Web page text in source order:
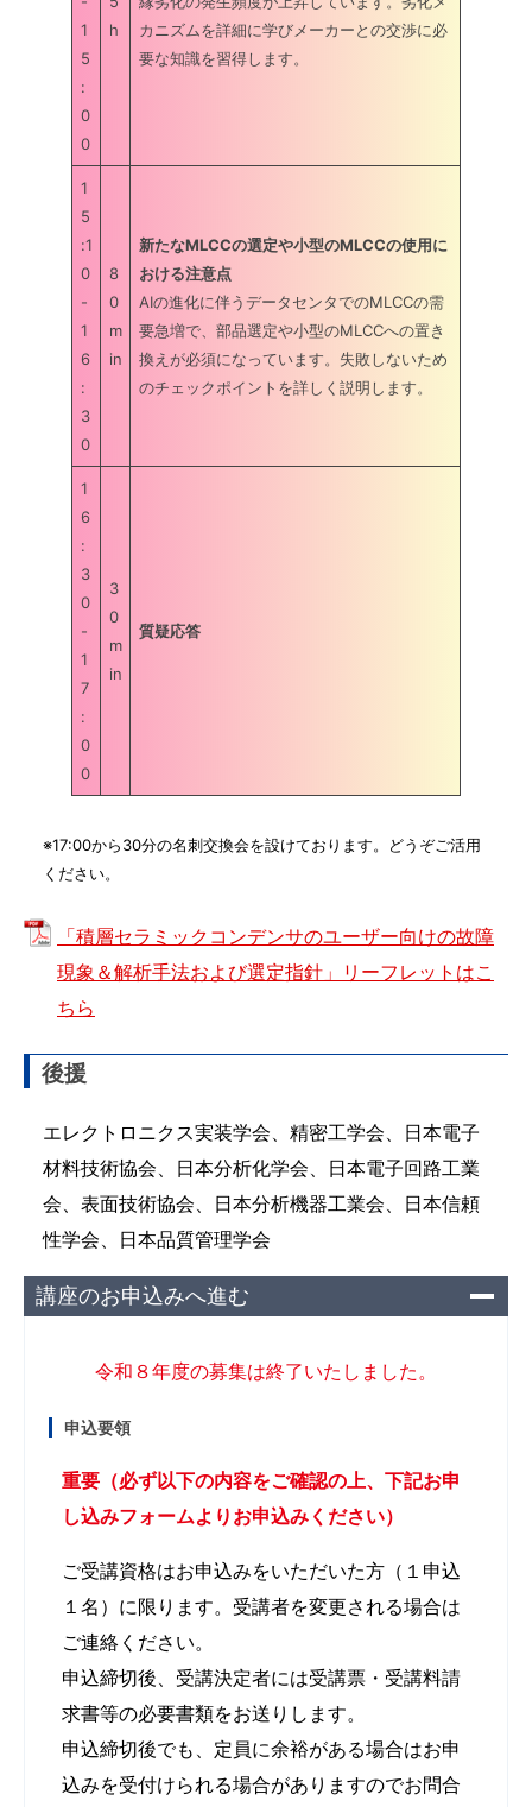
1
5
:
0
0
h
カニズムを詳細に学びメーカーとの交渉に必
要な知識を習得します。
1
5
:1
0
-
1
6
:
3
0
8
0
m
in
新たなMLCCの選定や小型のMLCCの使用に
おける注意点
AIの進化に伴うデータセンタでのMLCCの需
要急増で、部品選定や小型のMLCCへの置き
換えが必須になっています。失敗しないため
のチェックポイントを詳しく説明します。
1
6
:
3
0
-
1
7
:
0
0
3
0
m
in
質疑応答
※17:00から30分の名刺交換会を設けております。どうぞご活用
ください。
「積層セラミックコンデンサのユーザー向けの故障
現象＆解析手法および選定指針」リーフレットはこ
ちら
後援
エレクトロニクス実装学会、精密工学会、日本電子
材料技術協会、日本分析化学会、日本電子回路工業
会、表面技術協会、日本分析機器工業会、日本信頼
性学会、日本品質管理学会
講座のお申込みへ進む
令和８年度の募集は終了いたしました。
申込要領
重要（必ず以下の内容をご確認の上、下記お申
し込みフォームよりお申込みください）
ご受講資格はお申込みをいただいた方（１申込
１名）に限ります。受講者を変更される場合は
ご連絡ください。
申込締切後、受講決定者には受講票・受講料請
求書等の必要書類をお送りします。
申込締切後でも、定員に余裕がある場合はお申
込みを受付けられる場合がありますのでお問合